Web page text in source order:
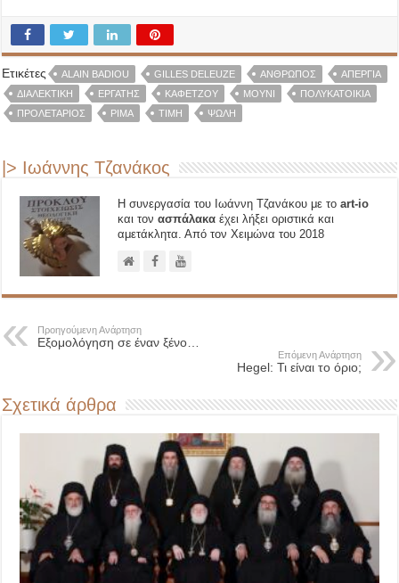
Ετικέτες ALAIN BADIOU GILLES DELEUZE ΆΝΘΡΩΠΟΣ
ΑΠΕΡΓΊΑ
ΔΙΑΛΕΚΤΙΚΉ
ΕΡΓΆΤΗΣ ΚΑΦΕΤΖΟΎ ΜΟΥΝΊ
ΠΟΛΥΚΑΤΟΙΚΊΑ
ΠΡΟΛΕΤΆΡΙΟΣ
ΡΊΜΑ ΤΙΜΉ ΨΩΛΉ
|> Ιωάννης Τζανάκος
Η συνεργασία του Ιωάννη Τζανάκου με τοart-io
και τονασπάλακα έχει λήξει οριστικά και
αμετάκλητα. Από τον Χειμώνα του 2018
Προηγούμενη Ανάρτηση
Εξομολόγηση σε έναν ξένο…
Επόμενη Ανάρτηση
Hegel: Τι είναι το όριο;
Σχετικά άρθρα